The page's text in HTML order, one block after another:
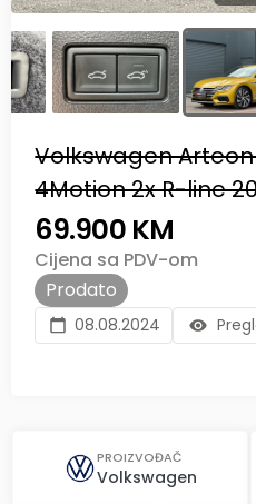
Volkswagen Arteon
4Motion 2x R-line
69.900 KM
Cijena sa PDV-om
Prodato
08.08.2024
PROIZVOĐAČ
Volkswagen